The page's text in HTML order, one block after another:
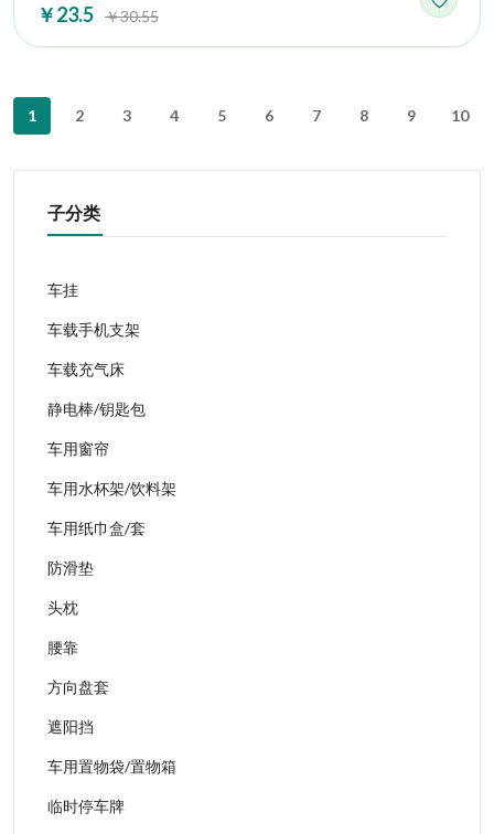
￥23.5 ￥30.55
1 2 3 4 5 6 7 8 9 10
子分类
车挂
车载手机支架
车载充气床
静电棒/钥匙包
车用窗帘
车用水杯架/饮料架
车用纸巾盒/套
防滑垫
头枕
腰靠
方向盘套
遮阳挡
车用置物袋/置物箱
临时停车牌